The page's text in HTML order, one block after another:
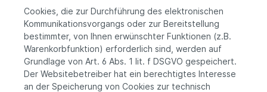
Cookies, die zur Durchführung des elektronischen
Kommunikationsvorgangs oder zur Bereitstellung
bestimmter, von Ihnen erwünschter Funktionen (z.B.
Warenkorbfunktion) erforderlich sind, werden auf
Grundlage von Art. 6 Abs. 1 lit. f DSGVO gespeichert.
Der Websitebetreiber hat ein berechtigtes Interesse
an der Speicherung von Cookies zur technisch